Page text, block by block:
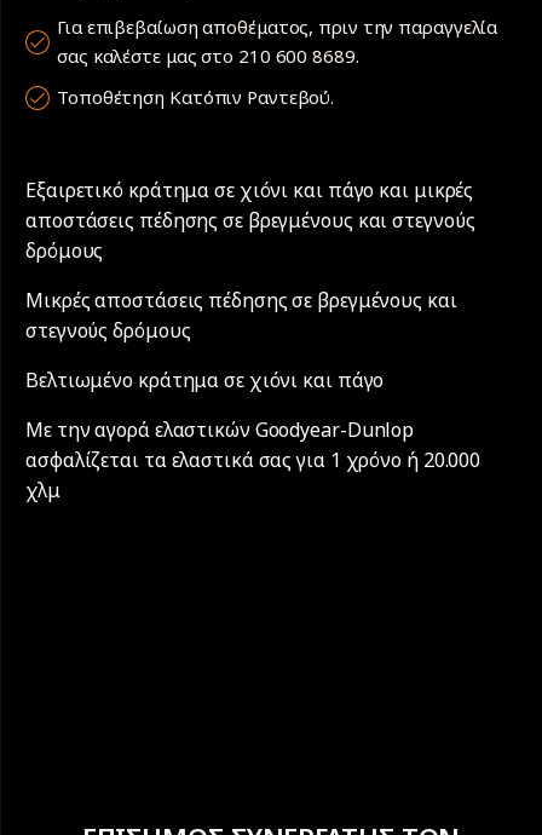
Για επιβεβαίωση αποθέματος, πριν την παραγγελία
σας καλέστε μας στο 210 600 8689.
Τοποθέτηση Κατόπιν Ραντεβού.
Εξαιρετικό κράτημα σε χιόνι και πάγο και μικρές
αποστάσεις πέδησης σε βρεγμένους και στεγνούς
δρόμους
Μικρές αποστάσεις πέδησης σε βρεγμένους και
στεγνούς δρόμους
Βελτιωμένο κράτημα σε χιόνι και πάγο
Με την αγορά ελαστικών Goodyear-Dunlop
ασφαλίζεται τα ελαστικά σας για 1 χρόνο ή 20.000
χλμ